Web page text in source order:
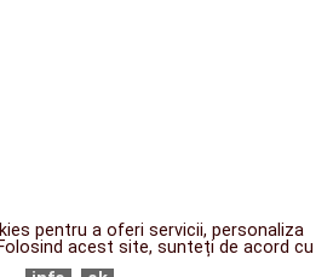
pentru a oferi servicii, personaliza
acest site, sunteți de acord cu